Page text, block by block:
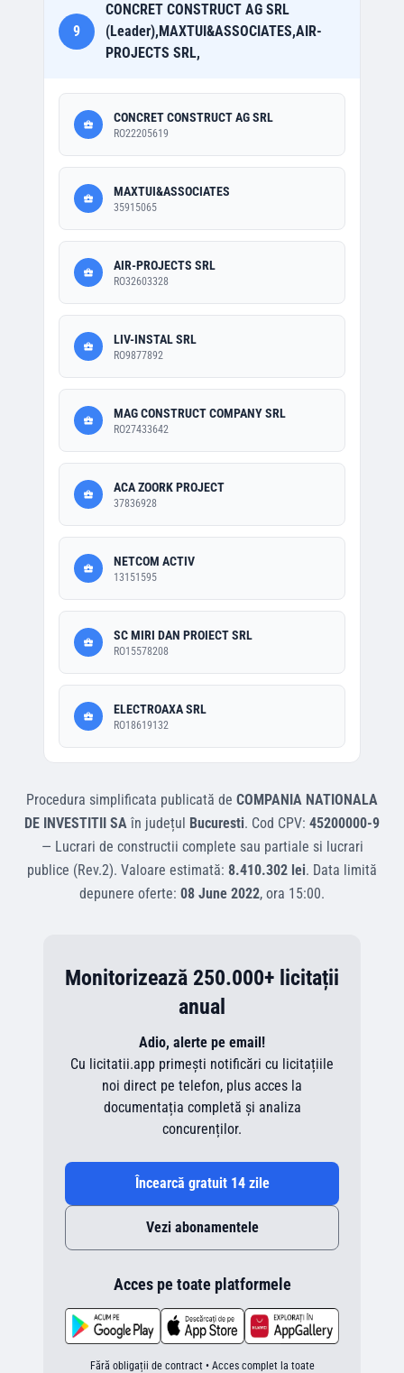
9
CONCRET CONSTRUCT AG SRL
(Leader),MAXTUI&ASSOCIATES,AIR-
PROJECTS SRL,
CONCRET CONSTRUCT AG SRL
RO22205619
MAXTUI&ASSOCIATES
35915065
AIR-PROJECTS SRL
RO32603328
LIV-INSTAL SRL
RO9877892
MAG CONSTRUCT COMPANY SRL
RO27433642
ACA ZOORK PROJECT
37836928
NETCOM ACTIV
13151595
SC MIRI DAN PROIECT SRL
RO15578208
ELECTROAXA SRL
RO18619132
Procedura simplificata publicată de COMPANIA NATIONALA
DE INVESTITII SA în județul Bucuresti. Cod CPV: 45200000-9
— Lucrari de constructii complete sau partiale si lucrari
publice (Rev.2). Valoare estimată: 8.410.302 lei. Data limită
depunere oferte: 08 June 2022, ora 15:00.
Monitorizează 250.000+ licitații
anual
Adio, alerte pe email!
Cu licitatii.app primești notificări cu licitațiile
noi direct pe telefon, plus acces la
documentația completă și analiza
concurenților.
Încearcă gratuit 14 zile
Vezi abonamentele
Acces pe toate platformele
Fără obligații de contract • Acces complet la toate